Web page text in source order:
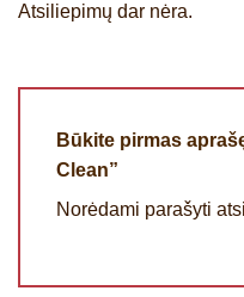
Atsiliepimų dar nėra.
Būkite pirmas
Clean”
Norėdami parašyti